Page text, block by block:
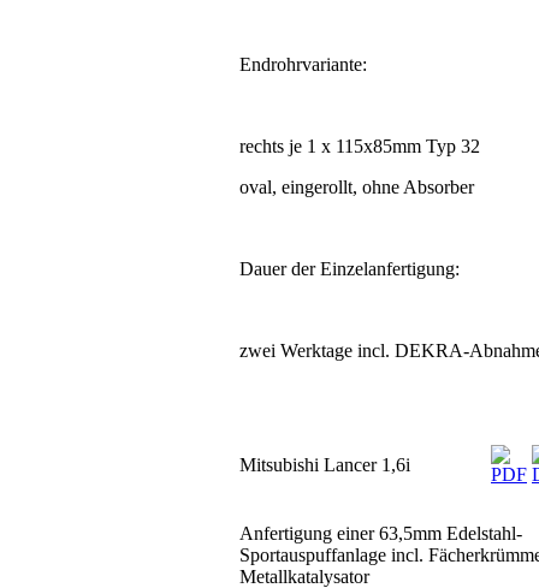
Endrohrvariante:
rechts je 1 x 115x85mm Typ 32
oval, eingerollt, ohne Absorber
Dauer der Einzelanfertigung:
zwei Werktage incl. DEKRA-
Mitsubishi Lancer 1,6i
Anfertigung einer 63,5mm Edelstahl-
Sportauspuffanlage incl.
Metallkatalysator